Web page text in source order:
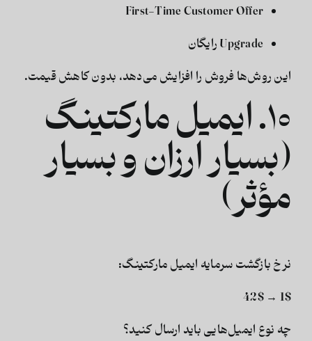
First-Time Customer Offer
Upgrade رایگان
این روش‌ها فروش را افزایش می‌دهد، بدون کاهش قیمت.
۱۰. ایمیل مارکتینگ
(بسیار ارزان و بسیار
مؤثر)
نرخ بازگشت سرمایه ایمیل مارکتینگ:
1$ → 42$
چه نوع ایمیل‌هایی باید ارسال کنید؟